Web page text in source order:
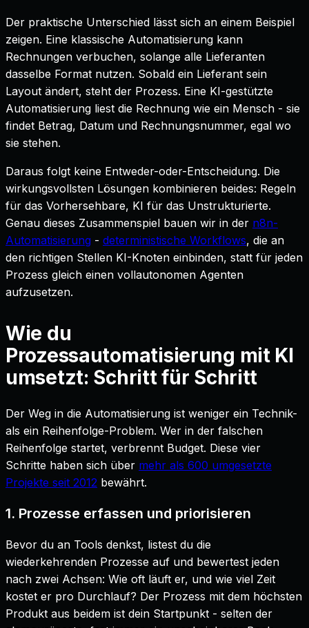
Der praktische Unterschied lässt sich an einem Beispiel
zeigen. Eine klassische Automatisierung kann
Rechnungen verbuchen, solange alle Lieferanten
dasselbe Format nutzen. Sobald ein Lieferant sein
Layout ändert, steht der Prozess. Eine KI-gestützte
Automatisierung liest die Rechnung wie ein Mensch - sie
findet Betrag, Datum und Rechnungsnummer, egal wo
sie stehen.
Daraus folgt keine Entweder-oder-Entscheidung. Die
wirkungsvollsten Lösungen kombinieren beides: Regeln
für das Vorhersehbare, KI für das Unstrukturierte.
Genau dieses Zusammenspiel bauen wir in der n8n-
Automatisierung - deterministische Workflows, die an
den richtigen Stellen KI-Knoten einbinden, statt für jeden
Prozess gleich einen vollautonomen Agenten
aufzusetzen.
Wie du
Prozessautomatisierung mit KI
umsetzt: Schritt für Schritt
Der Weg in die Automatisierung ist weniger ein Technik-
als ein Reihenfolge-Problem. Wer in der falschen
Reihenfolge startet, verbrennt Budget. Diese vier
Schritte haben sich über mehr als 600 umgesetzte
Projekte seit 2012 bewährt.
1. Prozesse erfassen und priorisieren
Bevor du an Tools denkst, listest du die
wiederkehrenden Prozesse auf und bewertest jeden
nach zwei Achsen: Wie oft läuft er, und wie viel Zeit
kostet er pro Durchlauf? Der Prozess mit dem höchsten
Produkt aus beidem ist dein Startpunkt - selten der